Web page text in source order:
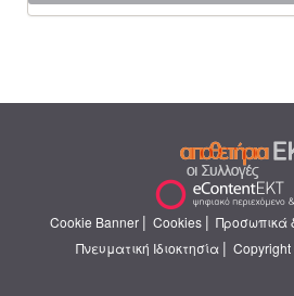
Cookie Banner | Cookies | Προσωπικά
Πνευματική Ιδιοκτησία |